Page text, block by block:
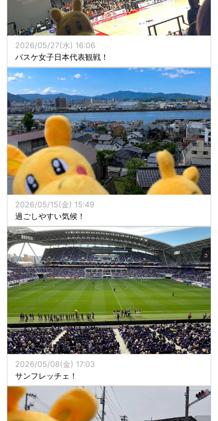
2026/05/27(水) 16:06
バスケ女子日本代表観戦！
2026/05/15(金) 15:49
過ごしやすい気候！
2026/05/08(金) 17:03
サンフレッチェ！